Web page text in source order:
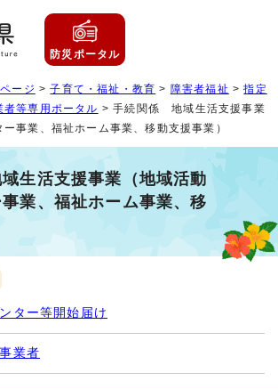
防災ポータル
ージ >子育て・福祉・教育 > 障害者福祉 >指定
者等専用ポータル > 手続関係 地域生活支援事業
ー事業、福祉ホーム事業、移動支援事業）
生活支援事業（地域活動
業、福祉ホーム事業、移
ター等開始届け
業者